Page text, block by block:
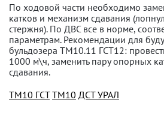
По ходовой части необходимо
катков и механизм сдавания
стержня). По ДВС все в норме,
параметрам. Рекомендации для
бульдозера ТМ10.11 ГСТ12:
1000 м\ч, заменить пару опорных
сдавания.
ТМ10 ГСТ ТМ10 ДСТ УРАЛ